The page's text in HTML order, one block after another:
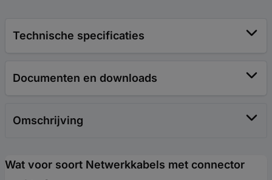
Technische specificaties
Documenten en downloads
Omschrijving
Wat voor soort Netwerkkabels met connector